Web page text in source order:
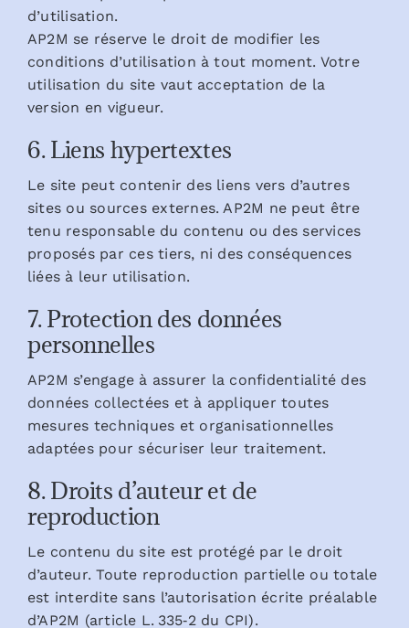
d’utilisation.
AP2M se réserve le droit de modifier les
conditions d’utilisation à tout moment. Votre
utilisation du site vaut acceptation de la
version en vigueur.
6. Liens hypertextes
Le site peut contenir des liens vers d’autres
sites ou sources externes. AP2M ne peut être
tenu responsable du contenu ou des services
proposés par ces tiers, ni des conséquences
liées à leur utilisation.
7. Protection des données
personnelles
AP2M s’engage à assurer la confidentialité des
données collectées et à appliquer toutes
mesures techniques et organisationnelles
adaptées pour sécuriser leur traitement.
8. Droits d’auteur et de
reproduction
Le contenu du site est protégé par le droit
d’auteur. Toute reproduction partielle ou totale
est interdite sans l’autorisation écrite préalable
d’AP2M (article L. 335‑2 du CPI).